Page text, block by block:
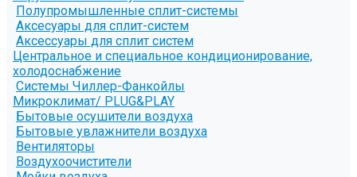
Полупромышленные сплит-системы
Аксесуары для сплит-систем
Аксессуары для сплит систем
Центральное и специальное кондиционирование,
холодоснабжение
Системы Чиллер-Фанкойлы
Микроклимат/ PLUG&PLAY
Бытовые осушители воздуха
Бытовые увлажнители воздуха
Вентиляторы
Воздухоочистители